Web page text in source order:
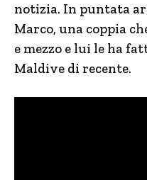
notizia. In puntata
Marco, una coppia
e mezzo e lui le ha
Maldive di recente.